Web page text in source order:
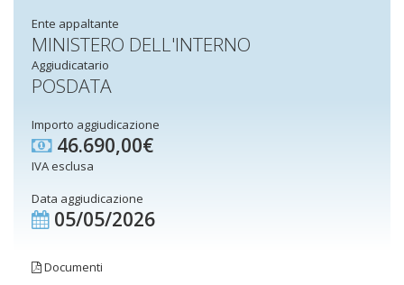
Ente appaltante
MINISTERO DELL'INTERNO
Aggiudicatario
POSDATA
Importo aggiudicazione
46.690,00€
IVA esclusa
Data aggiudicazione
05/05/2026
Documenti